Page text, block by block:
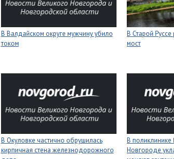
В Валдайском округе мужчину убило
током
В Старой
мост
В Окуловке частично обрушилась
кирпичная стена железнодорожного
В
Новгороде